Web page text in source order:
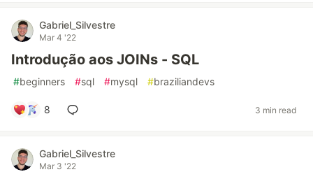
Gabriel_Silvestre
Mar 4 '22
Introdução aos JOINs - SQL
#beginners #sql #mysql #braziliandevs
8 3 min read
Gabriel_Silvestre
Mar 3 '22